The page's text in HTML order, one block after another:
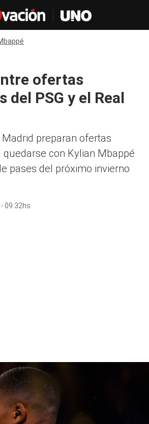
ofertas
del PSG y el Real
Madrid preparan ofertas
con Kylian Mbappé
pases del próximo invierno
09:32hs